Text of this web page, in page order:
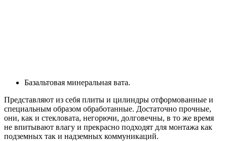
Базальтовая минеральная вата.
Представляют из себя плиты и цилиндры отформованные и
специальным образом обработанные. Достаточно прочные,
они, как и стекловата, негорючи, долговечны, в то же время
не впитывают влагу и прекрасно подходят для монтажа как
подземных так и надземных коммуникаций.